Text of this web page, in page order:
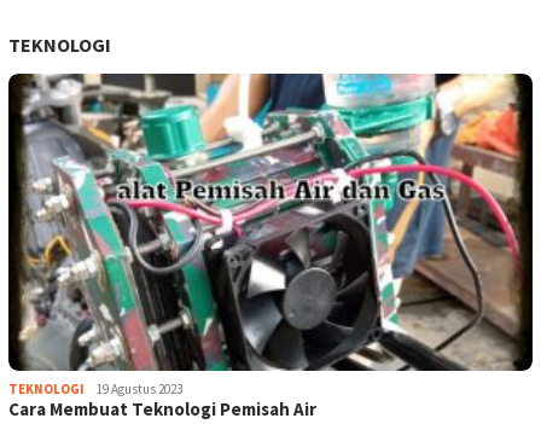
TEKNOLOGI
TEKNOLOGI 19 Agustus 2023
Cara Membuat Teknologi Pemisah Air